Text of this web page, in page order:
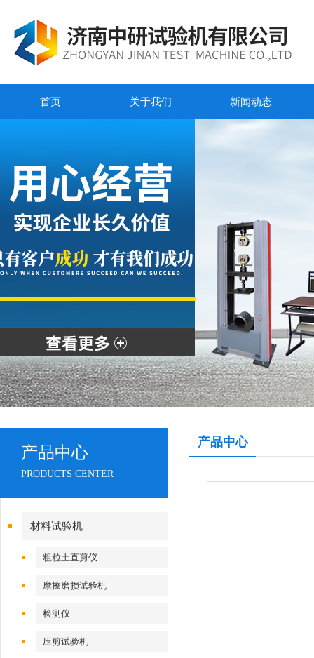
首页 关于我们 新闻动态
产品中心
PRODUCTS CENTER
材料试验机
粗粒土直剪仪
摩擦磨损试验机
检测仪
压剪试验机
产品中心